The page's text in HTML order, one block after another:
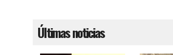
Últimas noticias